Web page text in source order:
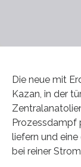
Die neue mit
Kazan, in der
Prozessdampf
liefern und
bei reiner